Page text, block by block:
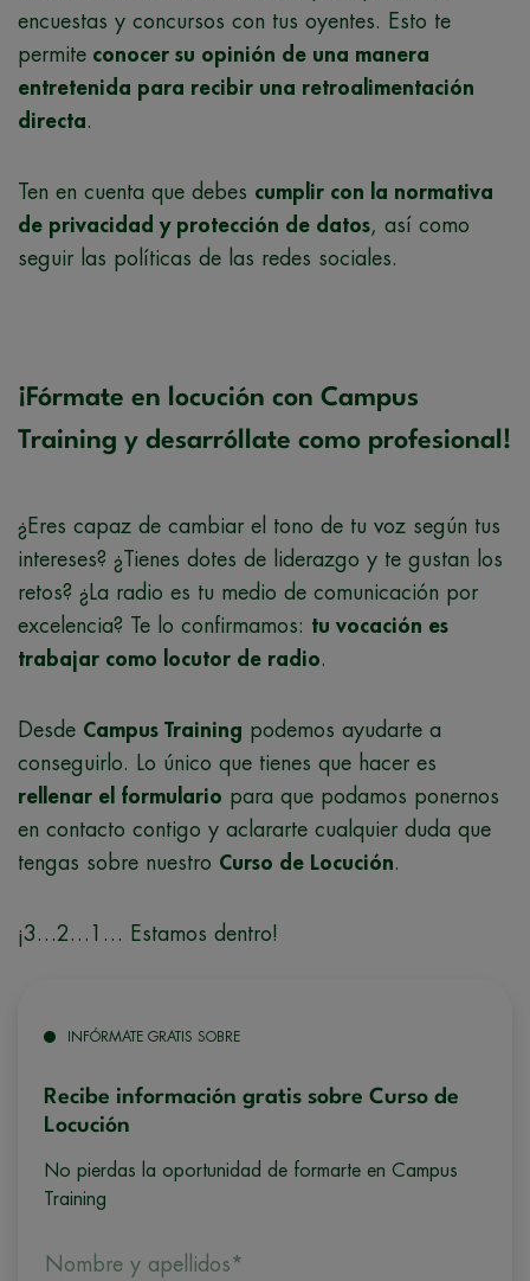
encuestas y concursos con tus oyentes. Esto te
permite conocer su opinión de una manera
entretenida para recibir una retroalimentación
directa
Ten en cuenta que debes cumplir con la normativa
de privacidad y protección de datos , así como
seguir las políticas de las redes sociales.
¡Fórmate en locución con Campus
Training y desarróllate como profesional!
¿Eres capaz de cambiar el tono de tu voz según tus
intereses? ¿Tienes dotes de liderazgo y te gustan los
retos? ¿La radio es tu medio de comunicación por
excelencia? Te lo confirmamos: tu vocación es
trabajar como locutor de radio
Desde Campus Training podemos ayudarte a
conseguirlo. Lo único que tienes que hacer es
rellenar el formulario para que podamos ponernos
en contacto contigo y aclararte cualquier duda que
tengas sobre nuestro Curso de Locución
¡3…2…1… Estamos dentro!
INFÓRMATE GRATIS SOBRE
Recibe información gratis sobre Curso de
Locución
No pierdas la oportunidad de formarte en Campus
Training
Nombre y apellidos*